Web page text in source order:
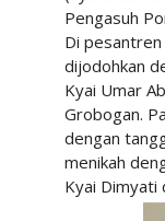
Pengasuh
Di
dijodohkan
Kyai Umar
Grobogan.
dengan
menikah
Kyai Dimyati